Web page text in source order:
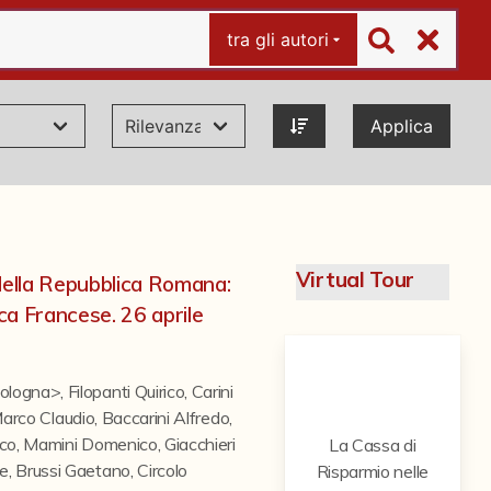
tra gli autori
Applica
Repubblica Romana:
Francese. 26 aprile
, Filopanti Quirico, Carini
Claudio, Baccarini Alfredo,
, Mamini Domenico, Giacchieri
, Brussi Gaetano,Circolo
Virtual Tour
La Cassa di
Risparmio nelle